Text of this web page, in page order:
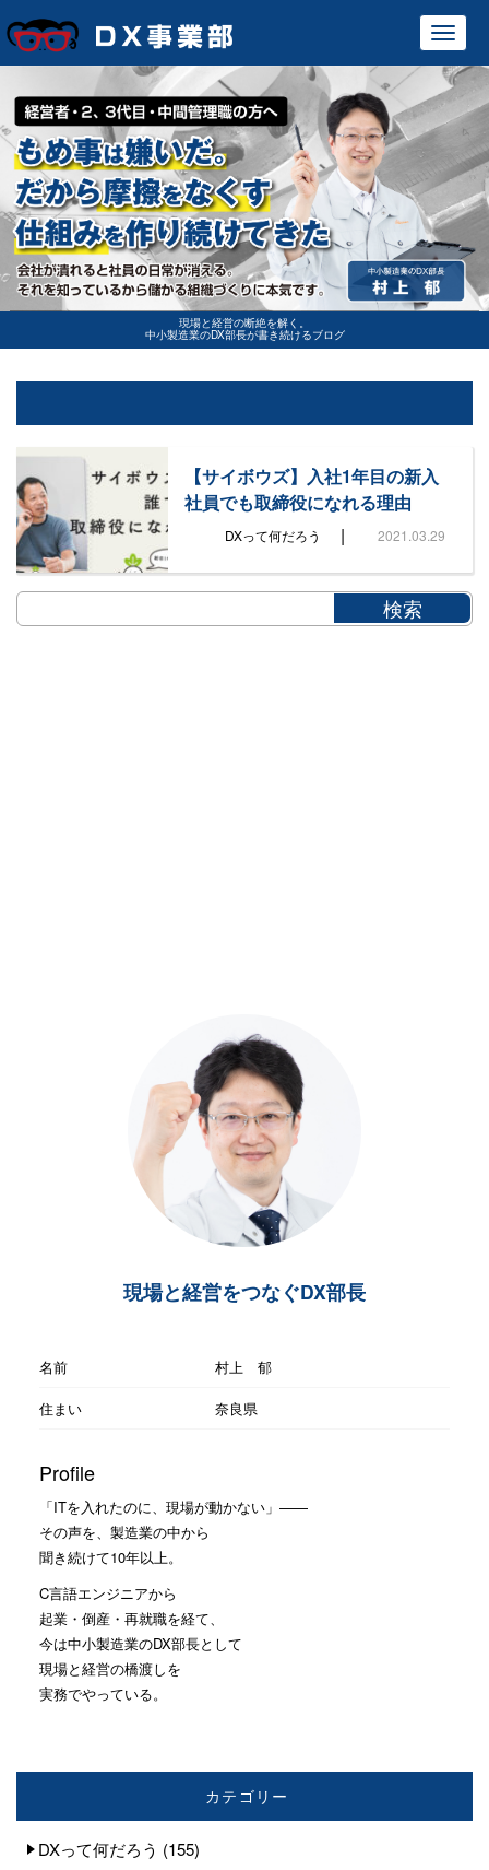
現場と経営の断絶を解く。
中小製造業のDX部長が書き続けるブログ
【サイボウズ】入社1年目の新入
社員でも取締役になれる理由
DXって何だろう | 2021.03.29
現場と経営をつなぐDX部長
名前
村上 郁
住まい
奈良県
Profile
「ITを入れたのに、現場が動かない」——
その声を、製造業の中から
聞き続けて10年以上。
C言語エンジニアから
起業・倒産・再就職を経て、
今は中小製造業のDX部長として
現場と経営の橋渡しを
実務でやっている。
カテゴリー
DXって何だろう (155)